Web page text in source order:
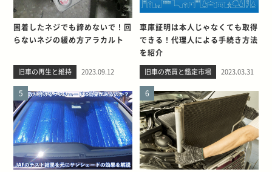
固着したネジでも諦めないで！回
らないネジの緩め方アラカルト
旧車の再生と維持 2023.09.12
車庫証明は本人じゃなくても取得
できる！代理人による手続き方法
を紹介
旧車の売買と鑑定市場 2023.03.31
5 6